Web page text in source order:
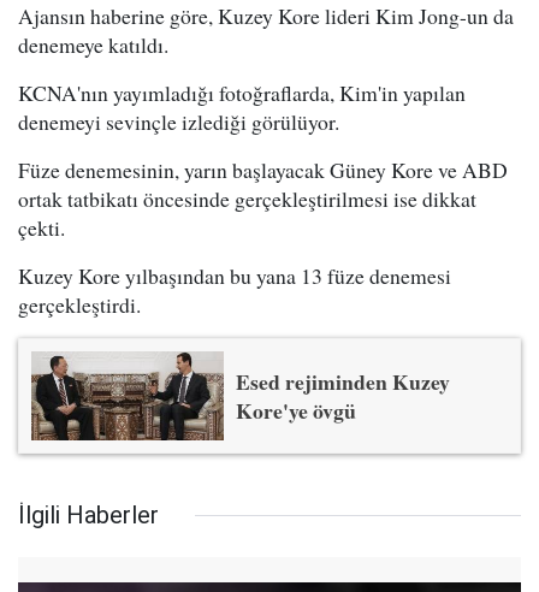
Ajansın haberine göre, Kuzey Kore lideri Kim Jong-un da
denemeye katıldı.
KCNA'nın yayımladığı fotoğraflarda, Kim'in yapılan
denemeyi sevinçle izlediği görülüyor.
Füze denemesinin, yarın başlayacak Güney Kore ve ABD
ortak tatbikatı öncesinde gerçekleştirilmesi ise dikkat
çekti.
Kuzey Kore yılbaşından bu yana 13 füze denemesi
gerçekleştirdi.
Esed rejiminden Kuzey
Kore'ye övgü
İlgili Haberler